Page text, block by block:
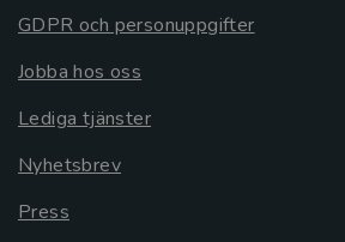
GDPR och personuppgifter
Jobba hos oss
Lediga tjänster
Nyhetsbrev
Press